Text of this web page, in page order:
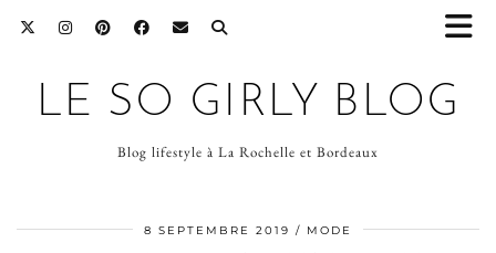
LE SO GIRLY BLOG
Blog lifestyle à La Rochelle et Bordeaux
8 SEPTEMBRE 2019 MODE